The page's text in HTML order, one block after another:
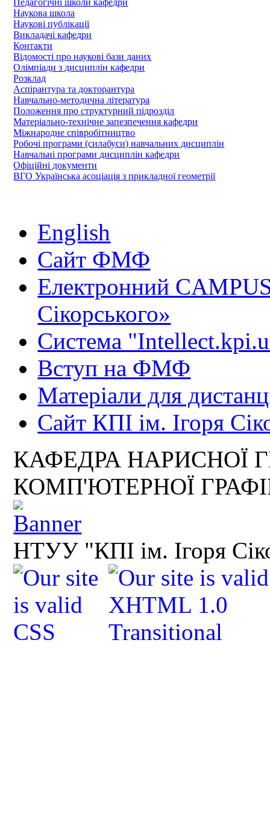
Педагогічні школи кафедри
Наукова школа
Наукові публікації
Викладачі кафедри
Контакти
Відомості про наукові бази даних
Олімпіади з дисциплін кафедри
Розклад
Аспірантура та докторантура
Навчально-методична література
Положення про структурний підрозділ
Матеріально-технічне запезпечення кафедри
Міжнародне співробітництво
Робочі програми (силабуси) навчальних дисциплін
Навчальні програми дисциплін кафедри
Офіційні документи
ВГО Українська асоціація з прикладної геометрії
English
Сайт ФМФ
Електронний
Сікорського»
Система
Вступ на ФМФ
Матеріали для
Сайт КПІ ім. Ігоря
КАФЕДРА НАРИСНОЇ
КОМП'ЮТЕРНОЇ
НТУУ "КПІ ім. Ігоря